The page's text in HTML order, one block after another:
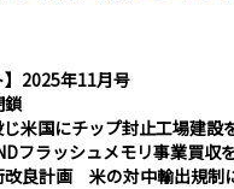
】2025年11月号
鎖
米国にチップ封止工場建設
フラッシュメモリ事業買収
改良計画 米の対中輸出規制